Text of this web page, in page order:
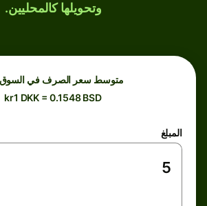
وتحويلها كالمحليين.
متوسط ​​سعر الصرف في السوق
kr1 DKK = 0.1548 BSD
المبلغ